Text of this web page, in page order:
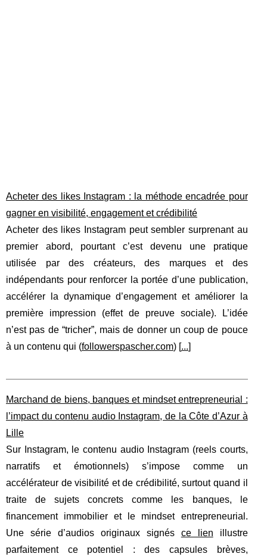
Acheter des likes Instagram : la méthode encadrée pour
gagner en visibilité, engagement et crédibilité
Acheter des likes Instagram peut sembler surprenant au
premier abord, pourtant c’est devenu une pratique
utilisée par des créateurs, des marques et des
indépendants pour renforcer la portée d’une publication,
accélérer la dynamique d’engagement et améliorer la
première impression (effet de preuve sociale). L’idée
n’est pas de “tricher”, mais de donner un coup de pouce
à un contenu qui (followerspascher.com) [...]
Marchand de biens, banques et mindset entrepreneurial :
l’impact du contenu audio Instagram, de la Côte d’Azur à
Lille
Sur Instagram, le contenu audio Instagram (reels courts,
narratifs et émotionnels) s’impose comme un
accélérateur de visibilité et de crédibilité, surtout quand il
traite de sujets concrets comme les banques, le
financement immobilier et le mindset entrepreneurial.
Une série d’audios originaux signés ce lien illustre
parfaitement ce potentiel : des capsules brèves,